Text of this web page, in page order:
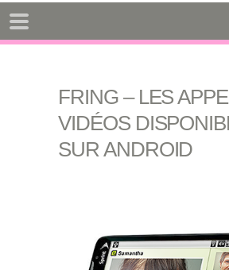
FRING – LES
VIDÉOS
SUR ANDROID